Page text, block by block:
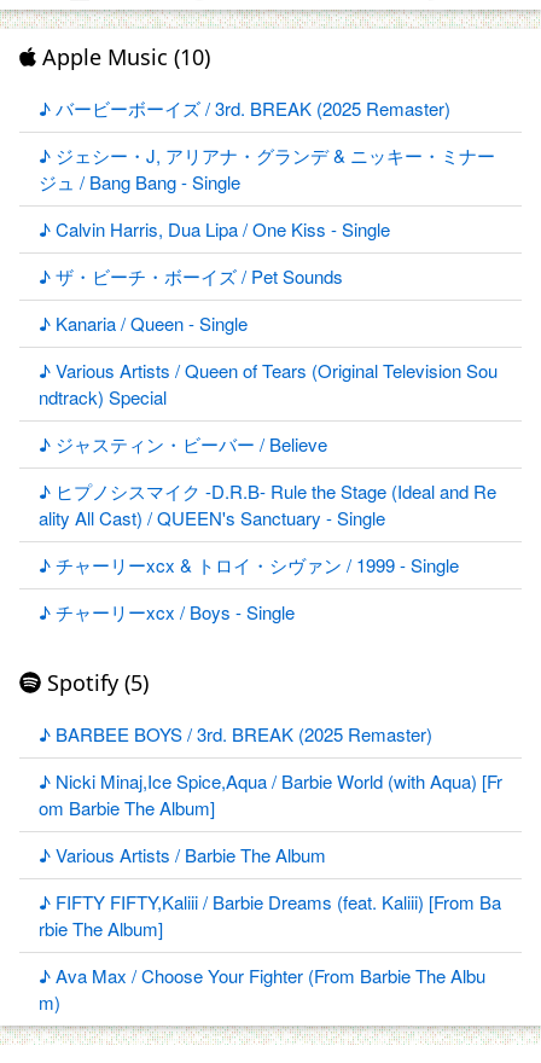
Apple Music (10)
♪ バービーボーイズ / 3rd. BREAK (2025 Remaster)
♪ ジェシー・J, アリアナ・グランデ & ニッキー・ミナー
ジュ / Bang Bang - Single
♪ Calvin Harris, Dua Lipa / One Kiss - Single
♪ ザ・ビーチ・ボーイズ / Pet Sounds
♪ Kanaria / Queen - Single
♪ Various Artists / Queen of Tears (Original Television Sou
ndtrack) Special
♪ ジャスティン・ビーバー / Believe
♪ ヒプノシスマイク -D.R.B- Rule the Stage (Ideal and Re
ality All Cast) / QUEEN's Sanctuary - Single
♪ チャーリーxcx & トロイ・シヴァン / 1999 - Single
♪ チャーリーxcx / Boys - Single
Spotify (5)
♪ BARBEE BOYS / 3rd. BREAK (2025 Remaster)
♪ Nicki Minaj,Ice Spice,Aqua / Barbie World (with Aqua) [Fr
om Barbie The Album]
♪ Various Artists / Barbie The Album
♪ FIFTY FIFTY,Kaliii / Barbie Dreams (feat. Kaliii) [From Ba
rbie The Album]
♪ Ava Max / Choose Your Fighter (From Barbie The Albu
m)